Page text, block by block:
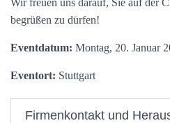
Wir freuen uns darauf, Sie auf der
begrüßen zu dürfen!
Eventdatum: Montag, 20. Januar
Eventort: Stuttgart
Firmenkontakt und